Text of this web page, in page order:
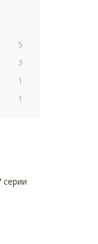
5
3
1
1